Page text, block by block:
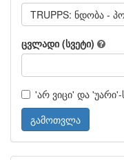
TRUPPS: ნდობა -
ცვლადი (სვეტი)
'არ ვიცი' და 'უარი'-
გამოთვლა